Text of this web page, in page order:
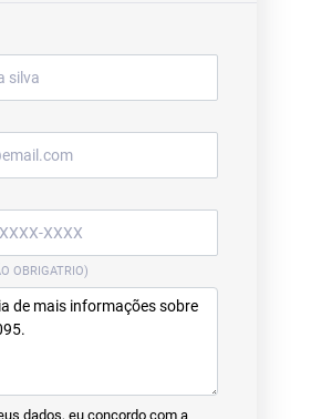
OBRIGATRIO)
dados, eu concordo com a